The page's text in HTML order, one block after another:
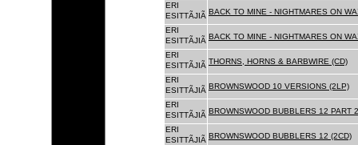
ERI
ESITTÃJIÃ BACK TO MINE - NIGHTMARES ON
ERI
ESITTÃJIÃ BACK TO MINE - NIGHTMARES ON
ERI
ESITTÃJIÃ THORNS, HORNS & BARBWIRE (CD)
ERI
ESITTÃJIÃ BROWNSWOOD 10 VERSIONS (2LP)
ERI
ESITTÃJIÃ BROWNSWOOD BUBBLERS 12 PART
ERI
ESITTÃJIÃ BROWNSWOOD BUBBLERS 12 (2CD)